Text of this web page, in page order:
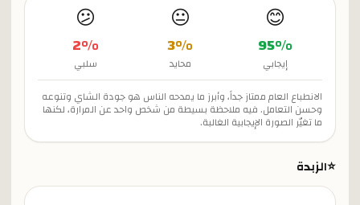
😊
95%
إيجابي
😐
3%
محايد
😕
2%
سلبي
الانطباع العام ممتاز جداً، وأبرز ما يمدحه الناس هو جودة الشاي وتنوعه
وحسن التعامل. فيه ملاحظة بسيطة من شخص واحد عن المرارة، لكنها
ما تغيّر الصورة الإيجابية الغالبة.
⭐الزبدة